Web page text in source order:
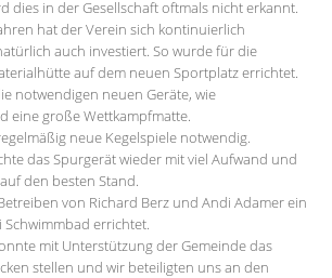
dies in der Gesellschaft oftmals nicht erkannt.
hat der Verein sich kontinuierlich
auch investiert. So wurde für die
auf dem neuen Sportplatz errichtet.
notwendigen neuen Geräte, wie
eine große Wettkampfmatte.
neue Kegelspiele notwendig.
das Spurgerät wieder mit viel Aufwand und
den besten Stand.
von Richard Berz und Andi Adamer ein
errichtet.
mit Unterstützung der Gemeinde das
stellen und wir beteiligten uns an den